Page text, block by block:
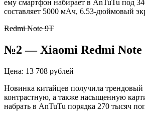
ему смартфон набирает в AnTuTu под
составляет 5000 мАч, 6.53-дюймовый
Redmi Note 9T
№2 — Xiaomi Redmi Note
Цена: 13 708 рублей
Новинка китайцев получила
контрастную, а также насыщенную
набрать в AnTuTu порядка 270 тысяч